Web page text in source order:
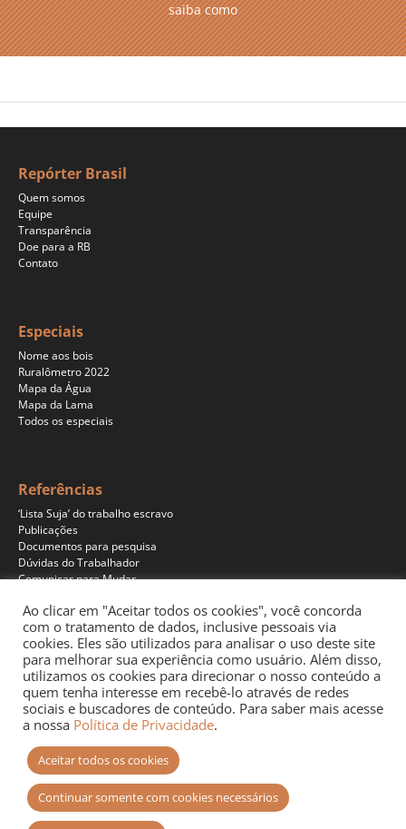
saiba como
Repórter Brasil
Quem somos
Equipe
Transparência
Doe para a RB
Contato
Especiais
Nome aos bois
Ruralômetro 2022
Mapa da Água
Mapa da Lama
Todos os especiais
Referências
‘Lista Suja’ do trabalho escravo
Publicações
Documentos para pesquisa
Dúvidas do Trabalhador
Comunicar para Mudar
Programas
Jornalismo
Pesquisa
Educação
Documentários
Ao clicar em "Aceitar todos os cookies", você concorda
com o tratamento de dados, inclusive pessoais via
cookies. Eles são utilizados para analisar o uso deste site
para melhorar sua experiência como usuário. Além disso,
utilizamos os cookies para direcionar o nosso conteúdo a
quem tenha interesse em recebê-lo através de redes
sociais e buscadores de conteúdo. Para saber mais acesse
a nossa Política de Privacidade.
Aceitar todos os cookies
Continuar somente com cookies necessários